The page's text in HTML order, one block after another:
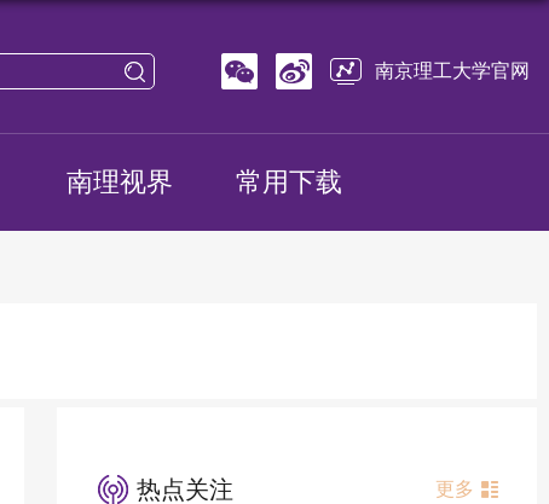
南京理工大学官网
南理视界 常用下载
热点关注 更多